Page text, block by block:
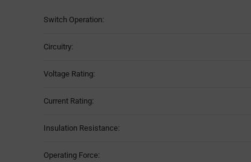
Table
Switch Operation:
Circuitry:
Voltage Rating:
Current Rating:
Insulation Resistance:
Operating Force: